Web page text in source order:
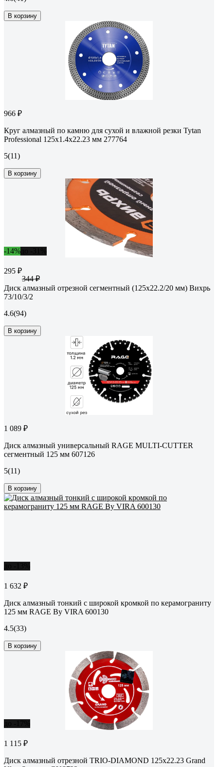
В корзину
966 ₽
Круг алмазный по камню для сухой и влажной резки Tytan
Professional 125x1.4x22.23 мм 277764
5(11)
В корзину
-14%
295 ₽
344 ₽
Диск алмазный отрезной сегментный (125х22.2/20 мм) Вихрь
73/10/3/2
4.6(94)
В корзину
1 089 ₽
Диск алмазный универсальный RAGE MULTI-CUTTER
сегментный 125 мм 607126
5(11)
В корзину
1 632 ₽
Диск алмазный тонкий с широкой кромкой по керамограниту
125 мм RAGE By VIRA 600130
4.5(33)
В корзину
1 115 ₽
Диск алмазный отрезной TRIO-DIAMOND 125x22.23 Grand